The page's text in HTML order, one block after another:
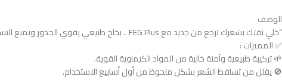
الوصف
“خلي ثقتك بشعرك ترجع من جديد مع FEG Plus .. بخاخ طبيعي يقوي الجذور ويمنع التساقط ويعطيج شعر صحي وكثيف مثل ما تحبين 🌿💆🏻‍♀️”
✅ المميزات :
🌱 تركيبة طبيعية وآمنة خالية من المواد الكيماوية القوية.
🚫 يقلل من تساقط الشعر بشكل ملحوظ من أول أسابيع الاستخدام.